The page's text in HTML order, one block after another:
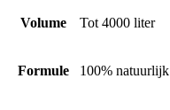
Volume Tot 4000 liter
Formule 100% natuurlijk